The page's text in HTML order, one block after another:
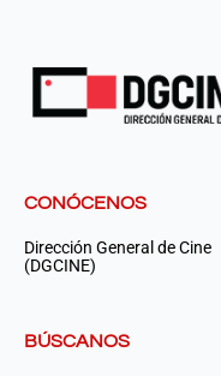
CONÓCENOS
Dirección General de Cine
(DGCINE)
BÚSCANOS